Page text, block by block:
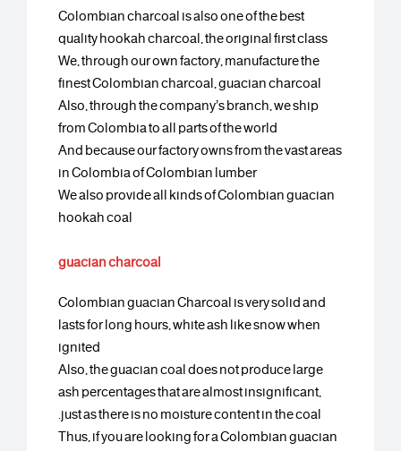
Colombian charcoal is also one of the best
quality hookah charcoal, the original first class
We, through our own factory, manufacture the
finest Colombian charcoal, guacian charcoal
Also, through the company’s branch, we ship
from Colombia to all parts of the world
And because our factory owns from the vast areas
in Colombia of Colombian lumber
We also provide all kinds of Colombian guacian
hookah coal
guacian charcoal
Colombian guacian Charcoal is very solid and
lasts for long hours, white ash like snow when
ignited
Also, the guacian coal does not produce large
ash percentages that are almost insignificant,
just as there is no moisture content in the coal.
Thus, if you are looking for a Colombian guacian